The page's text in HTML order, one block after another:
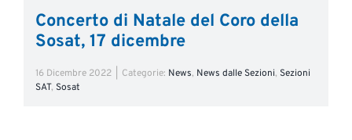
Concerto di Natale del Coro della
Sosat, 17 dicembre
16 Dicembre 2022 Categorie: News, News dalle Sezioni, Sezioni
SAT, Sosat